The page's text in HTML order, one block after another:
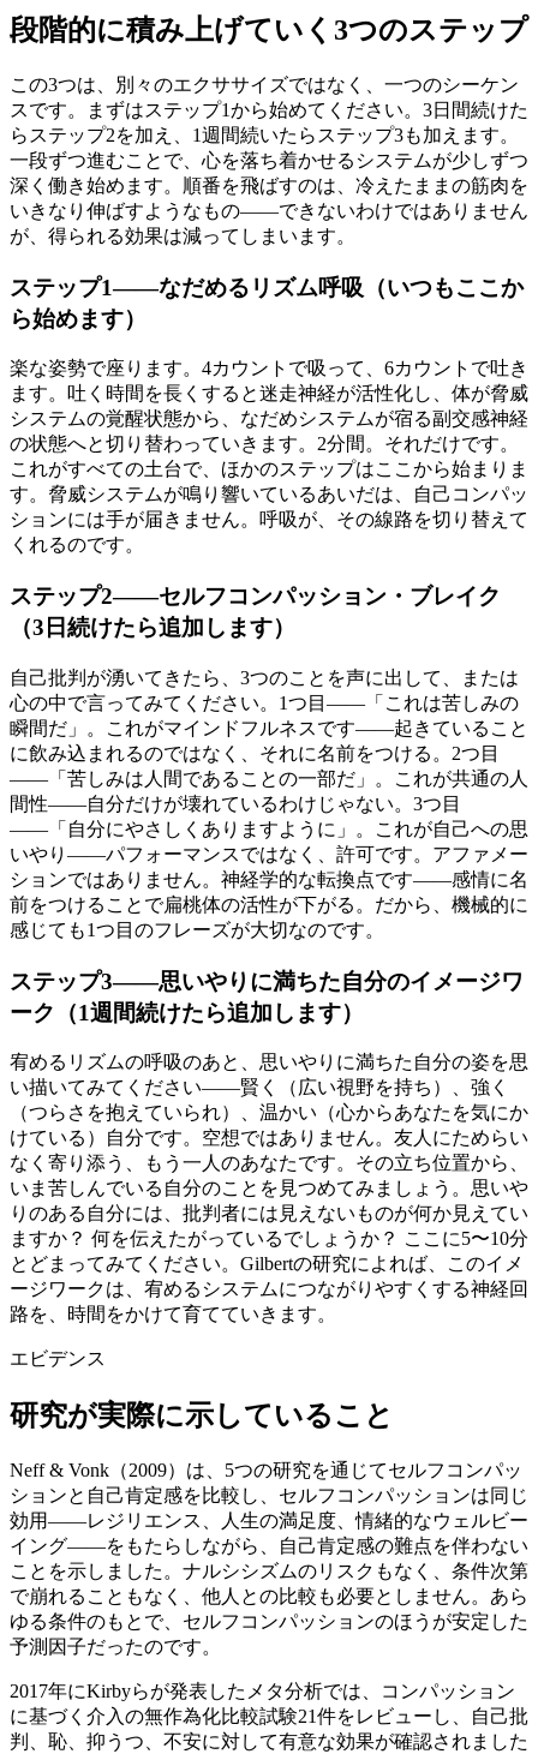
段階的に積み上げていく3つのステップ
この3つは、別々のエクササイズではなく、一つのシーケン
スです。まずはステップ1から始めてください。3日間続けた
らステップ2を加え、1週間続いたらステップ3も加えます。
一段ずつ進むことで、心を落ち着かせるシステムが少しずつ
深く働き始めます。順番を飛ばすのは、冷えたままの筋肉を
いきなり伸ばすようなもの——できないわけではありません
が、得られる効果は減ってしまいます。
ステップ1——なだめるリズム呼吸（いつもここか
ら始めます）
楽な姿勢で座ります。4カウントで吸って、6カウントで吐き
ます。吐く時間を長くすると迷走神経が活性化し、体が脅威
システムの覚醒状態から、なだめシステムが宿る副交感神経
の状態へと切り替わっていきます。2分間。それだけです。
これがすべての土台で、ほかのステップはここから始まりま
す。脅威システムが鳴り響いているあいだは、自己コンパッ
ションには手が届きません。呼吸が、その線路を切り替えて
くれるのです。
ステップ2——セルフコンパッション・ブレイク
（3日続けたら追加します）
自己批判が湧いてきたら、3つのことを声に出して、または
心の中で言ってみてください。1つ目――「これは苦しみの
瞬間だ」。これがマインドフルネスです――起きていること
に飲み込まれるのではなく、それに名前をつける。2つ目
――「苦しみは人間であることの一部だ」。これが共通の人
間性――自分だけが壊れているわけじゃない。3つ目
――「自分にやさしくありますように」。これが自己への思
いやり――パフォーマンスではなく、許可です。アファメー
ションではありません。神経学的な転換点です――感情に名
前をつけることで扁桃体の活性が下がる。だから、機械的に
感じても1つ目のフレーズが大切なのです。
ステップ3——思いやりに満ちた自分のイメージワ
ーク（1週間続けたら追加します）
宥めるリズムの呼吸のあと、思いやりに満ちた自分の姿を思
い描いてみてください——賢く（広い視野を持ち）、強く
（つらさを抱えていられ）、温かい（心からあなたを気にか
けている）自分です。空想ではありません。友人にためらい
なく寄り添う、もう一人のあなたです。その立ち位置から、
いま苦しんでいる自分のことを見つめてみましょう。思いや
りのある自分には、批判者には見えないものが何か見えてい
ますか？ 何を伝えたがっているでしょうか？ ここに5〜10分
とどまってみてください。Gilbertの研究によれば、このイメ
ージワークは、宥めるシステムにつながりやすくする神経回
路を、時間をかけて育てていきます。
エビデンス
研究が実際に示していること
Neff & Vonk（2009）は、5つの研究を通じてセルフコンパッ
ションと自己肯定感を比較し、セルフコンパッションは同じ
効用——レジリエンス、人生の満足度、情緒的なウェルビー
イング——をもたらしながら、自己肯定感の難点を伴わない
ことを示しました。ナルシシズムのリスクもなく、条件次第
で崩れることもなく、他人との比較も必要としません。あら
ゆる条件のもとで、セルフコンパッションのほうが安定した
予測因子だったのです。
2017年にKirbyらが発表したメタ分析では、コンパッション
に基づく介入の無作為化比較試験21件をレビューし、自己批
判、恥、抑うつ、不安に対して有意な効果が確認されました